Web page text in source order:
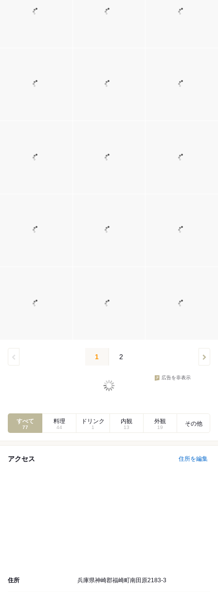
1 2
広告を非表示
すべて
77
料理
44
ドリンク
1
内観
13
外観
19
その他
アクセス 住所を編集
住所 兵庫県神崎郡福崎町南田原2183-3